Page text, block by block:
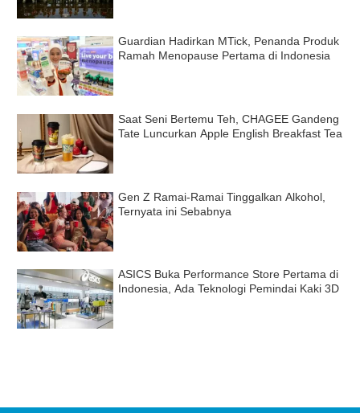
Guardian Hadirkan MTick, Penanda Produk
Ramah Menopause Pertama di Indonesia
Saat Seni Bertemu Teh, CHAGEE Gandeng
Tate Luncurkan Apple English Breakfast Tea
Gen Z Ramai-Ramai Tinggalkan Alkohol,
Ternyata ini Sebabnya
ASICS Buka Performance Store Pertama di
Indonesia, Ada Teknologi Pemindai Kaki 3D